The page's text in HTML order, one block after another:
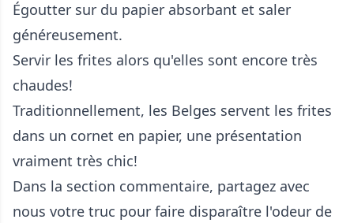
Égoutter sur du papier absorbant et saler
généreusement.
Servir les frites alors qu'elles sont encore très
chaudes!
Traditionnellement, les Belges servent les frites
dans un cornet en papier, une présentation
vraiment très chic!
Dans la section commentaire, partagez avec
nous votre truc pour faire disparaître l'odeur de